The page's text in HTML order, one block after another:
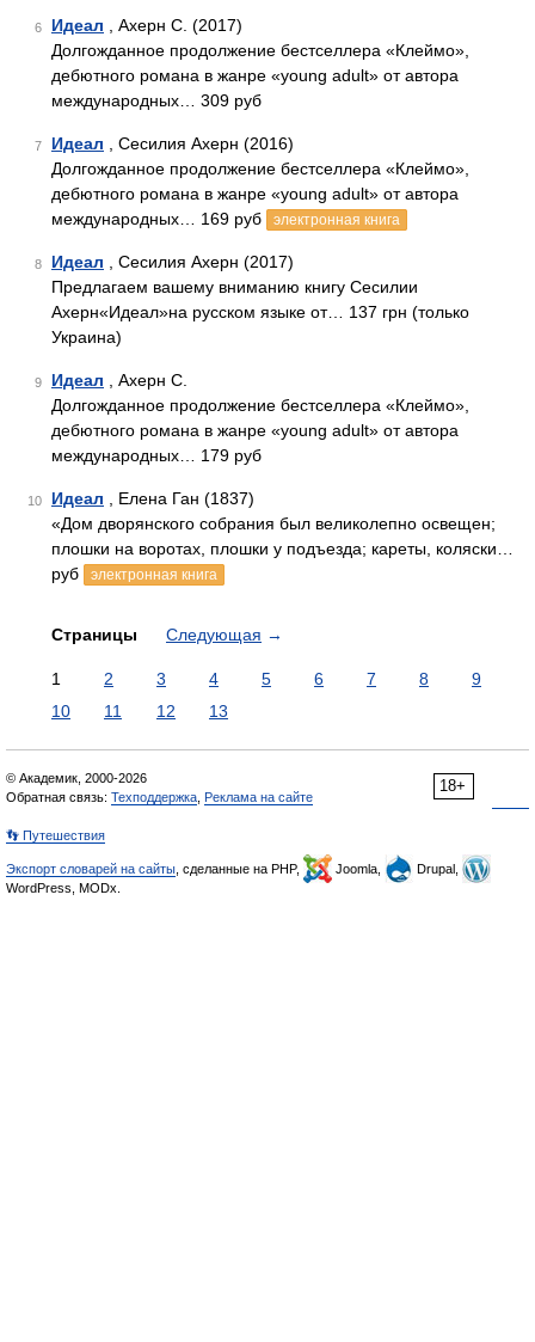
6 Идеал , Ахерн С. (2017)
Долгожданное продолжение бестселлера «Клеймо»,
дебютного романа в жанре «young adult» от автора
международных… 309 руб
7 Идеал , Сесилия Ахерн (2016)
Долгожданное продолжение бестселлера «Клеймо»,
дебютного романа в жанре «young adult» от автора
международных… 169 руб
электронная книга
8 Идеал , Сесилия Ахерн (2017)
Предлагаем вашему вниманию книгу Сесилии
Ахерн«Идеал»на русском языке от… 137 грн (только
Украина)
9 Идеал , Ахерн С.
Долгожданное продолжение бестселлера «Клеймо»,
дебютного романа в жанре «young adult» от автора
международных… 179 руб
10 Идеал , Елена Ган (1837)
«Дом дворянского собрания был великолепно освещен;
плошки на воротах, плошки у подъезда; кареты, коляски…
руб
электронная книга
Страницы Следующая →
1 2 3 4 5 6 7 8
9
10
11 12 13
18+
© Академик, 2000-2026
Обратная связь: Техподдержка Реклама на сайте
👣 Путешествия
Экспорт словарей на сайты , сделанные на PHP, Joomla,
Drupal,
WordPress, MODx.